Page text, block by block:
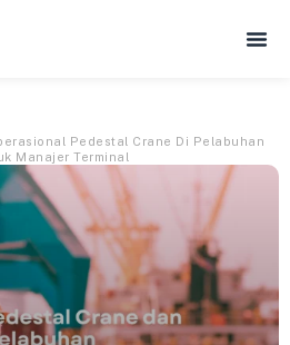
Pedestal Crane Di Pelabuhan
Manajer Terminal